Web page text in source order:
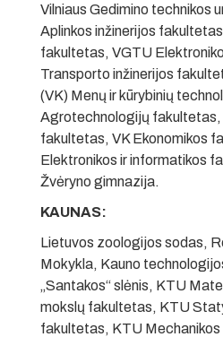
Vilniaus Gedimino technikos
Aplinkos inžinerijos
fakultetas, VGTU
Transporto inžinerijos
(VK) Menų ir kūrybinių
Agrotechnologijų fakultetas,
fakultetas, VK Ekonomikos
Elektronikos ir informatikos
Žvėryno gimnazija.
KAUNAS:
Lietuvos zoologijos sodas,
Mokykla, Kauno
„Santakos“ slėnis, KTU
mokslų fakultetas, KTU
fakultetas, KTU Mechanikos